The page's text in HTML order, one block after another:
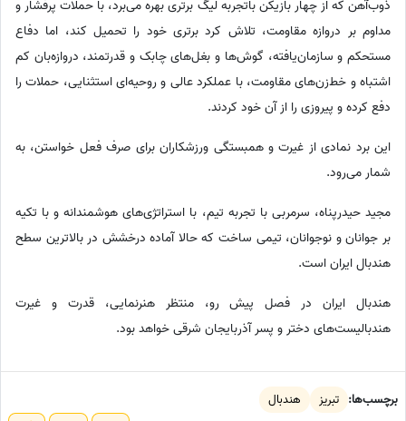
ذوب‌آهن که از چهار بازیکن باتجربه لیگ برتری بهره می‌برد، با حملات پرفشار و
مداوم بر دروازه مقاومت، تلاش کرد برتری خود را تحمیل کند، اما دفاع
مستحکم و سازمان‌یافته، گوش‌ها و بغل‌های چابک و قدرتمند، دروازه‌بان کم
اشتباه و خط‌زن‌های مقاومت، با عملکرد عالی و روحیه‌ای استثنایی، حملات را
دفع کرده و پیروزی را از آن خود کردند.
این برد نمادی از غیرت و همبستگی ورزشکاران برای صرف فعل خواستن، به
شمار می‌رود.
مجید حیدرپناه، سرمربی با تجربه تیم، با استراتژی‌های هوشمندانه‌ و با تکیه
بر جوانان و نوجوانان، تیمی ساخت که حالا آماده درخشش در بالاترین سطح
هندبال ایران است.
هندبال ایران در فصل پیش رو، منتظر هنرنمایی، قدرت و غیرت
هندبالیست‌های دختر و پسر آذربایجان شرقی خواهد بود.
برچسب‌ها: تبریز هندبال